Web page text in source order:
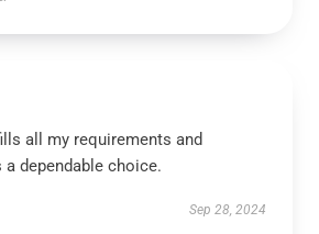
all my requirements and
a dependable choice.
Sep 28, 2024